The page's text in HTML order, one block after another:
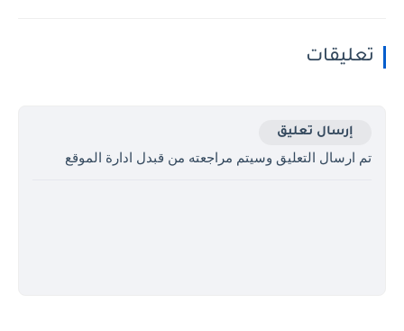
تعليقات
إرسال تعليق
تم ارسال التعليق وسيتم مراجعته من قبدل ادارة الموقع